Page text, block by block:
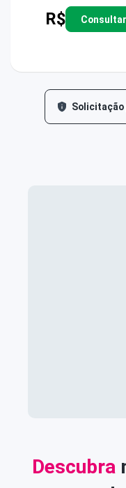
R$ Consultar
Solicitação
Descubra